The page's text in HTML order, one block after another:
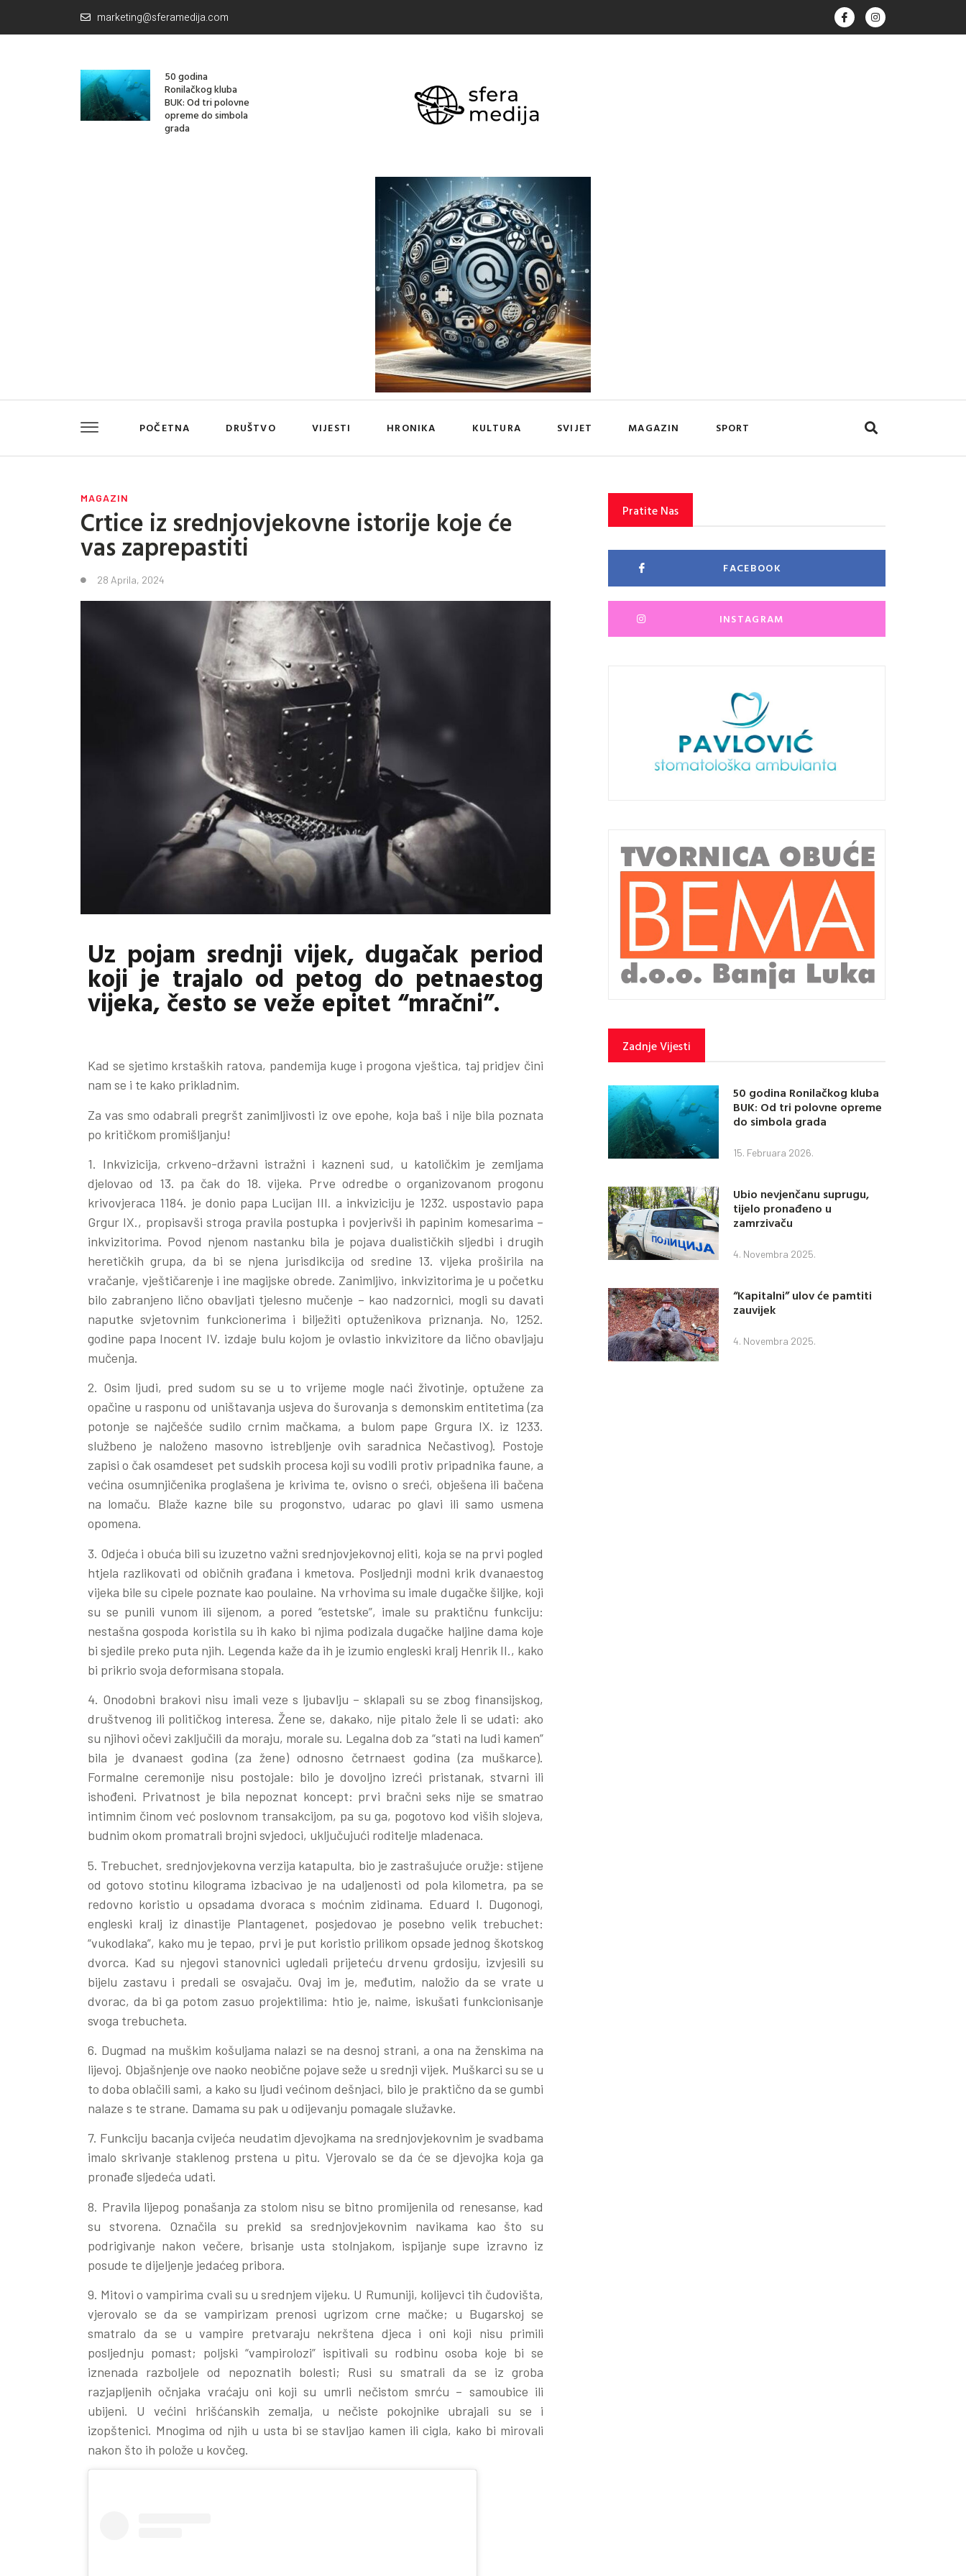
marketing@sferamedija.com
50 godina
Ronilačkog kluba
BUK: Od tri polovne
opreme do simbola
grada
POČETNA DRUŠTVO VIJESTI HRONIKA KULTURA SVIJET MAGAZIN SPORT
MAGAZIN
Crtice iz srednjovjekovne istorije koje će
vas zaprepastiti
28 Aprila, 2024
Uz pojam srednji vijek, dugačak period
koji je trajalo od petog do petnaestog
vijeka, često se veže epitet “mračni”.
Kad se sjetimo krstaških ratova, pandemija kuge i progona vještica, taj pridjev čini
nam se i te kako prikladnim.
Za vas smo odabrali pregršt zanimljivosti iz ove epohe, koja baš i nije bila poznata
po kritičkom promišljanju!
1. Inkvizicija, crkveno-državni istražni i kazneni sud, u katoličkim je zemljama
djelovao od 13. pa čak do 18. vijeka. Prve odredbe o organizovanom progonu
krivovjeraca 1184. je donio papa Lucijan III. a inkviziciju je 1232. uspostavio papa
Grgur IX., propisavši stroga pravila postupka i povjerivši ih papinim komesarima –
inkvizitorima. Povod njenom nastanku bila je pojava dualističkih sljedbi i drugih
heretičkih grupa, da bi se njena jurisdikcija od sredine 13. vijeka proširila na
vračanje, vještičarenje i ine magijske obrede. Zanimljivo, inkvizitorima je u početku
bilo zabranjeno lično obavljati tjelesno mučenje – kao nadzornici, mogli su davati
naputke svjetovnim funkcionerima i bilježiti optuženikova priznanja. No, 1252.
godine papa Inocent IV. izdaje bulu kojom je ovlastio inkvizitore da lično obavljaju
mučenja.
2. Osim ljudi, pred sudom su se u to vrijeme mogle naći životinje, optužene za
opačine u rasponu od uništavanja usjeva do šurovanja s demonskim entitetima (za
potonje se najčešće sudilo crnim mačkama, a bulom pape Grgura IX. iz 1233.
službeno je naloženo masovno istrebljenje ovih saradnica Nečastivog). Postoje
zapisi o čak osamdeset pet sudskih procesa koji su vodili protiv pripadnika faune, a
većina osumnjičenika proglašena je krivima te, ovisno o sreći, obješena ili bačena
na lomaču. Blaže kazne bile su progonstvo, udarac po glavi ili samo usmena
opomena.
3. Odjeća i obuća bili su izuzetno važni srednjovjekovnoj eliti, koja se na prvi pogled
htjela razlikovati od običnih građana i kmetova. Posljednji modni krik dvanaestog
vijeka bile su cipele poznate kao poulaine. Na vrhovima su imale dugačke šiljke, koji
su se punili vunom ili sijenom, a pored “estetske”, imale su praktičnu funkciju:
nestašna gospoda koristila su ih kako bi njima podizala dugačke haljine dama koje
bi sjedile preko puta njih. Legenda kaže da ih je izumio engleski kralj Henrik II., kako
bi prikrio svoja deformisana stopala.
4. Onodobni brakovi nisu imali veze s ljubavlju – sklapali su se zbog finansijskog,
društvenog ili političkog interesa. Žene se, dakako, nije pitalo žele li se udati: ako
su njihovi očevi zaključili da moraju, morale su. Legalna dob za “stati na ludi kamen”
bila je dvanaest godina (za žene) odnosno četrnaest godina (za muškarce).
Formalne ceremonije nisu postojale: bilo je dovoljno izreći pristanak, stvarni ili
ishođeni. Privatnost je bila nepoznat koncept: prvi bračni seks nije se smatrao
intimnim činom već poslovnom transakcijom, pa su ga, pogotovo kod viših slojeva,
budnim okom promatrali brojni svjedoci, uključujući roditelje mladenaca.
5. Trebuchet, srednjovjekovna verzija katapulta, bio je zastrašujuće oružje: stijene
od gotovo stotinu kilograma izbacivao je na udaljenosti od pola kilometra, pa se
redovno koristio u opsadama dvoraca s moćnim zidinama. Eduard I. Dugonogi,
engleski kralj iz dinastije Plantagenet, posjedovao je posebno velik trebuchet:
“vukodlaka”, kako mu je tepao, prvi je put koristio prilikom opsade jednog škotskog
dvorca. Kad su njegovi stanovnici ugledali prijeteću drvenu grdosiju, izvjesili su
bijelu zastavu i predali se osvajaču. Ovaj im je, međutim, naložio da se vrate u
dvorac, da bi ga potom zasuo projektilima: htio je, naime, iskušati funkcionisanje
svoga trebucheta.
6. Dugmad na muškim košuljama nalazi se na desnoj strani, a ona na ženskima na
lijevoj. Objašnjenje ove naoko neobične pojave seže u srednji vijek. Muškarci su se u
to doba oblačili sami, a kako su ljudi većinom dešnjaci, bilo je praktično da se gumbi
nalaze s te strane. Damama su pak u odijevanju pomagale služavke.
7. Funkciju bacanja cvijeća neudatim djevojkama na srednjovjekovnim je svadbama
imalo skrivanje staklenog prstena u pitu. Vjerovalo se da će se djevojka koja ga
pronađe sljedeća udati.
8. Pravila lijepog ponašanja za stolom nisu se bitno promijenila od renesanse, kad
su stvorena. Označila su prekid sa srednjovjekovnim navikama kao što su
podrigivanje nakon večere, brisanje usta stolnjakom, ispijanje supe izravno iz
posude te dijeljenje jedaćeg pribora.
9. Mitovi o vampirima cvali su u srednjem vijeku. U Rumuniji, kolijevci tih čudovišta,
vjerovalo se da se vampirizam prenosi ugrizom crne mačke; u Bugarskoj se
smatralo da se u vampire pretvaraju nekrštena djeca i oni koji nisu primili
posljednju pomast; poljski “vampirolozi” ispitivali su rodbinu osoba koje bi se
iznenada razboljele od nepoznatih bolesti; Rusi su smatrali da se iz groba
razjapljenih očnjaka vraćaju oni koji su umrli nečistom smrću – samoubice ili
ubijeni. U većini hrišćanskih zemalja, u nečiste pokojnike ubrajali su se i
izopštenici. Mnogima od njih u usta bi se stavljao kamen ili cigla, kako bi mirovali
nakon što ih polože u kovčeg.
Pratite Nas
FACEBOOK
INSTAGRAM
Zadnje Vijesti
50 godina Ronilačkog kluba
BUK: Od tri polovne opreme
do simbola grada
15. Februara 2026.
Ubio nevjenčanu suprugu,
tijelo pronađeno u
zamrzivaču
4. Novembra 2025.
“Kapitalni” ulov će pamtiti
zauvijek
4. Novembra 2025.